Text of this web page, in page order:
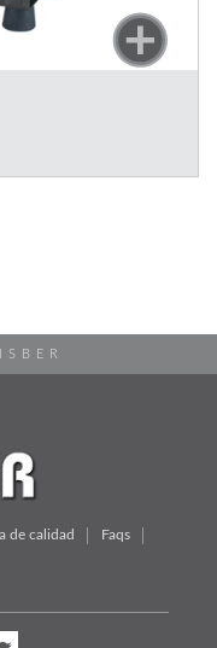
de calidad Faqs